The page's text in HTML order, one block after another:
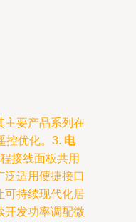
主要产品系列在
控优化。3. 电
接线面板共用
适用便捷接口
可持续现代化居
开发功率调配微